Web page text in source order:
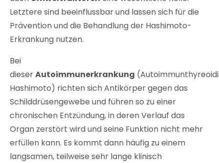
Letztere sind beeinflussbar und lassen sich für die
Prävention und die Behandlung der Hashimoto-
Erkrankung nutzen.
Bei
dieserAutoimmunerkrankung
Hashimoto) richten sich Antikörper gegen das
Schilddrüsengewebe und führen so zu einer
chronischen Entzündung, in deren Verlauf das
Organ zerstört wird und seine Funktion nicht mehr
erfüllen kann. Es kommt dann häufig zu einem
langsamen, teilweise sehr lange klinisch